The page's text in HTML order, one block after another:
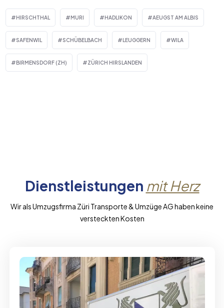
HIRSCHTHAL MURI HADLIKON AEUGST AM ALBIS
SAFENWIL SCHÜBELBACH LEUGGERN WILA
BIRMENSDORF (ZH) ZÜRICH HIRSLANDEN
Dienstleistungen mit Herz
Wir als Umzugsfirma Züri Transporte & Umzüge AG haben keine
versteckten Kosten